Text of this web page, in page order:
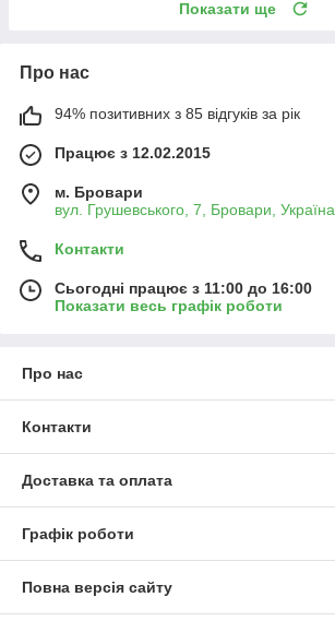
Показати ще
Про нас
94% позитивних з 85 відгуків за рік
Працює з 12.02.2015
м. Бровари
вул. Грушевського, 7, Бровари, Україна
Контакти
Сьогодні працює з 11:00 до 16:00
Показати весь графік роботи
Про нас
Контакти
Доставка та оплата
Графік роботи
Повна версія сайту